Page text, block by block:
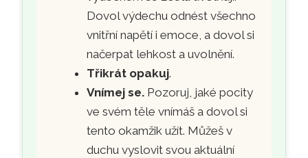
Dovol výdechu odnést všechno
vnitřní napětí i emoce, a dovol si
načerpat lehkost a uvolnění.
Třikrát opakuj.
Vnímej se. Pozoruj, jaké pocity
ve svém těle vnímáš a dovol si
tento okamžik užít. Můžeš v
duchu vyslovit svou aktuální